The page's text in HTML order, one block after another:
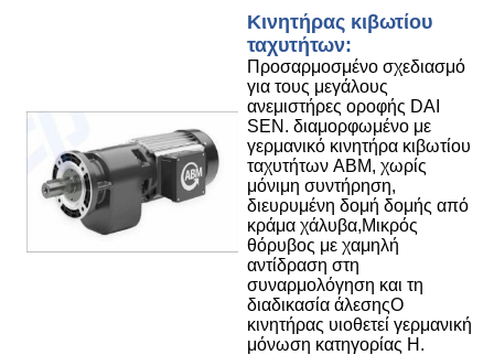
Κινητήρας κιβωτίου
ταχυτήτων:
Προσαρμοσμένο σχεδιασμό
για τους μεγάλους
ανεμιστήρες οροφής DAI
SEN. διαμορφωμένο με
γερμανικό κινητήρα κιβωτίου
ταχυτήτων ABM, χωρίς
μόνιμη συντήρηση,
διευρυμένη δομή δομής από
κράμα χάλυβα,Μικρός
θόρυβος με χαμηλή
αντίδραση στη
συναρμολόγηση και τη
διαδικασία άλεσηςΟ
κινητήρας υιοθετεί γερμανική
μόνωση κατηγορίας H.